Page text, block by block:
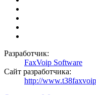
Разработчик:
FaxVoip Software
Сайт разработчика:
http://